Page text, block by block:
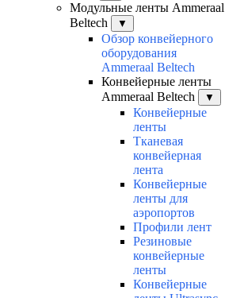
Модульные ленты Ammeraal
Beltech
▼
Обзор конвейерного
оборудования
Ammeraal Beltech
Конвейерные ленты
Ammeraal Beltech
▼
Конвейерные
ленты
Тканевая
конвейерная
лента
Конвейерные
ленты для
аэропортов
Профили лент
Резиновые
конвейерные
ленты
Конвейерные